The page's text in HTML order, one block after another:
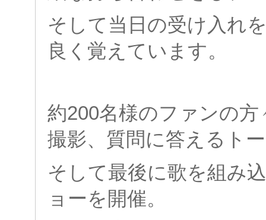
そして当日の受け入れ
良く覚えています。
約200名様のファンの
撮影、質問に答えるト
そして最後に歌を組 み
ョーを開催。